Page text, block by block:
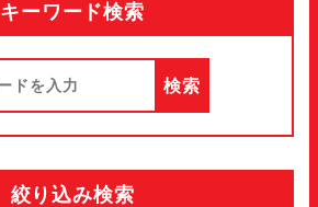
キーワード検索
絞り込み検索